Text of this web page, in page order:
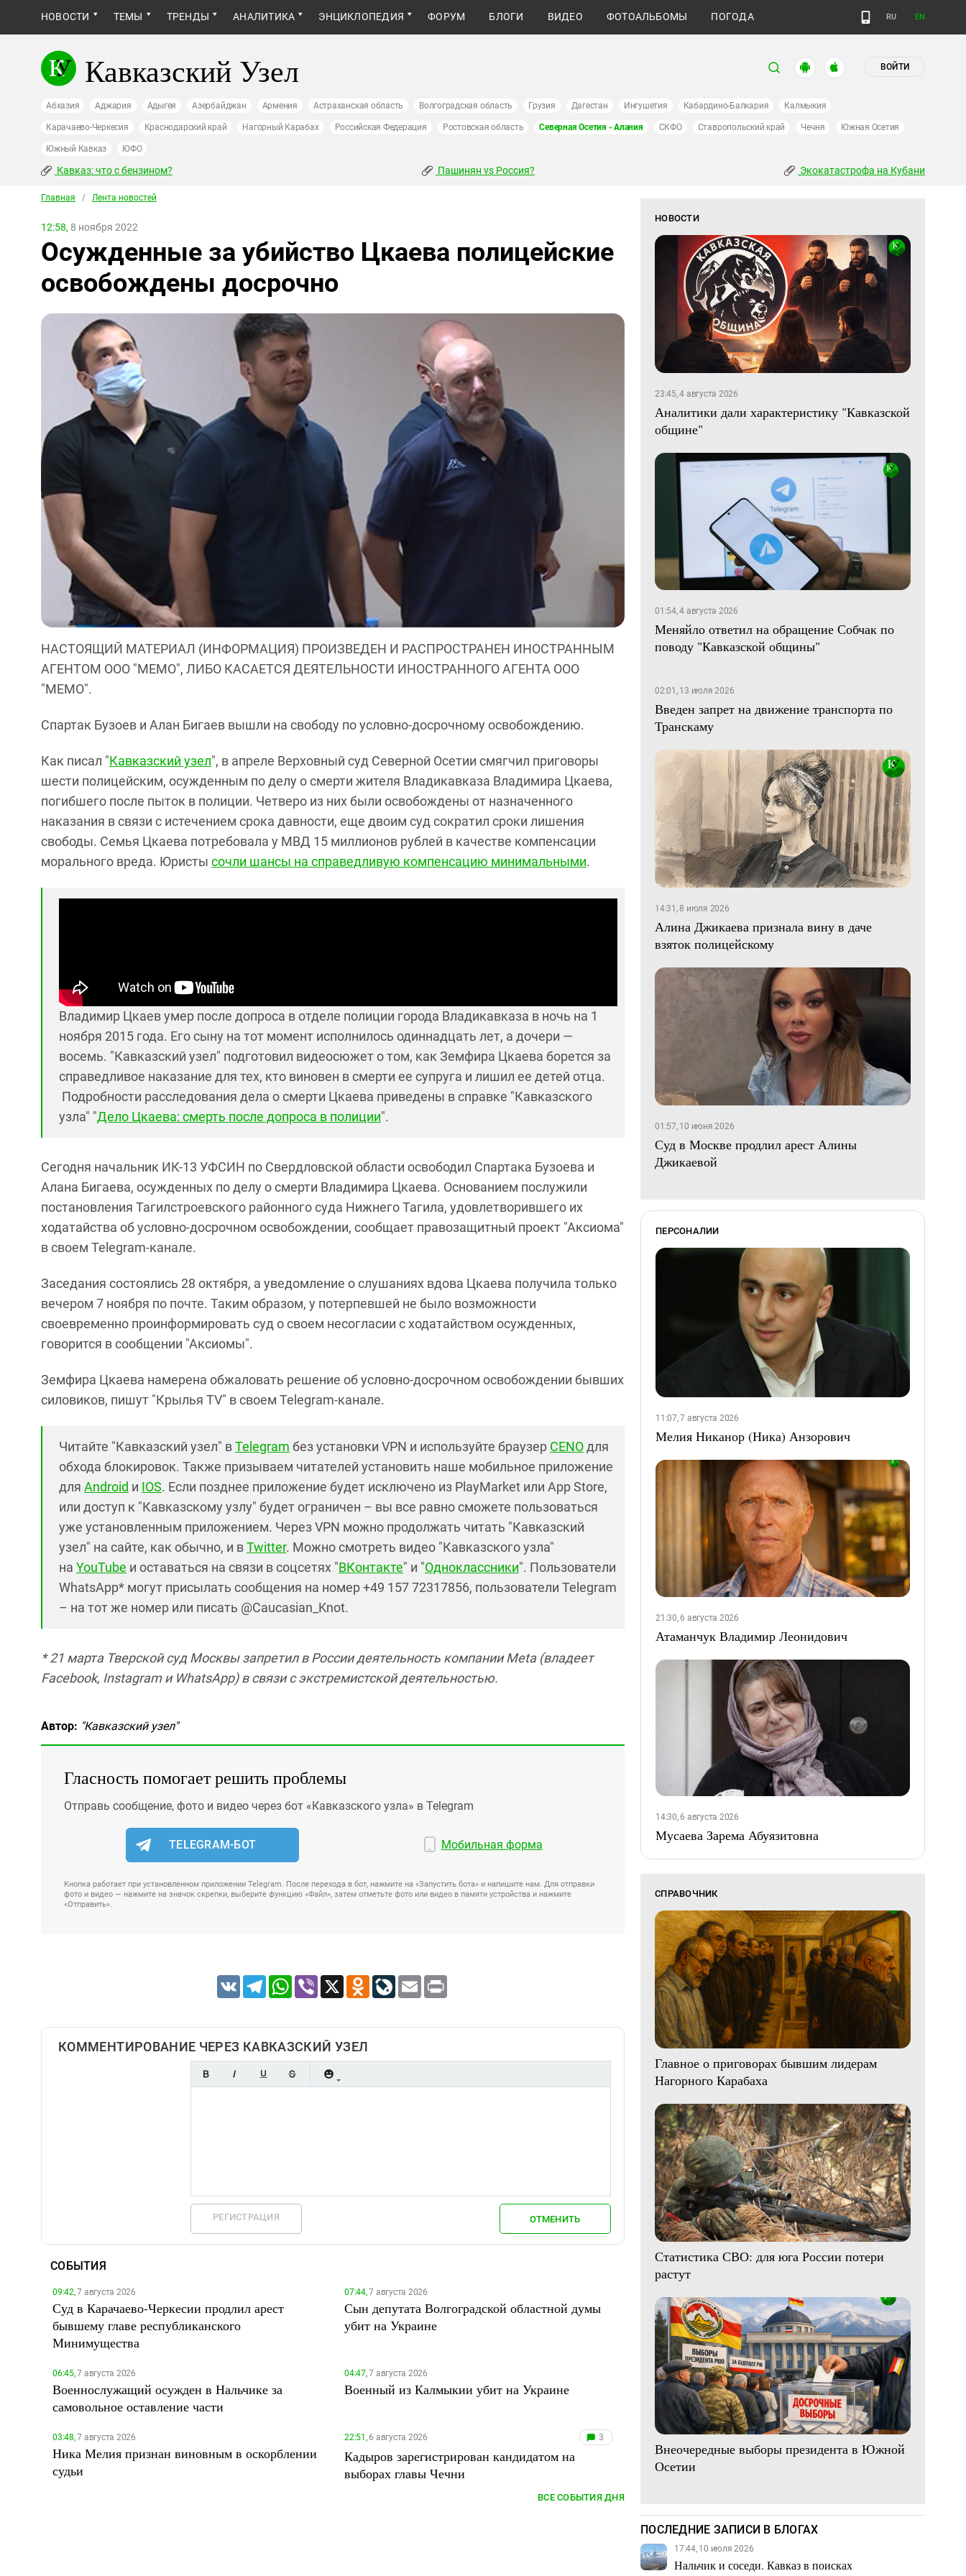
НОВОСТИ ТЕМЫ ТРЕНДЫ АНАЛИТИКА ЭНЦИКЛОПЕДИЯ ФОРУМ БЛОГИ ВИДЕО ФОТОАЛЬБОМЫ ПОГОДА RU EN
Кавказский Узел ВОЙТИ
Абхазия Аджария Адыгея Азербайджан Армения Астраханская область Волгоградская область Грузия Дагестан Ингушетия Кабардино-Балкария Калмыкия
Карачаево-Черкесия Краснодарский край Нагорный Карабах Российская Федерация Ростовская область Северная Осетия - Алания СКФО Ставропольский край Чечня Южная Осетия
Южный Кавказ ЮФО
Кавказ: что с бензином? Пашинян vs Россия? Экокатастрофа на Кубани
Главная / Лента новостей
12:58, 8 ноября 2022
Осужденные за убийство Цкаева полицейские
освобождены досрочно
НАСТОЯЩИЙ МАТЕРИАЛ (ИНФОРМАЦИЯ) ПРОИЗВЕДЕН И РАСПРОСТРАНЕН ИНОСТРАННЫМ
АГЕНТОМ ООО "МЕМО", ЛИБО КАСАЕТСЯ ДЕЯТЕЛЬНОСТИ ИНОСТРАННОГО АГЕНТА ООО
"МЕМО".
Спартак Бузоев и Алан Бигаев вышли на свободу по условно-досрочному освобождению.
Как писал "Кавказский узел", в апреле Верховный суд Северной Осетии смягчил приговоры
шести полицейским, осужденным по делу о смерти жителя Владикавказа Владимира Цкаева,
погибшего после пыток в полиции. Четверо из них были освобождены от назначенного
наказания в связи с истечением срока давности, еще двоим суд сократил сроки лишения
свободы. Семья Цкаева потребовала у МВД 15 миллионов рублей в качестве компенсации
морального вреда. Юристы сочли шансы на справедливую компенсацию минимальными.
Владимир Цкаев умер после допроса в отделе полиции города Владикавказа в ночь на 1
ноября 2015 года. Его сыну на тот момент исполнилось одиннадцать лет, а дочери —
восемь. "Кавказский узел" подготовил видеосюжет о том, как Земфира Цкаева борется за
справедливое наказание для тех, кто виновен в смерти ее супруга и лишил ее детей отца.
Подробности расследования дела о смерти Цкаева приведены в справке "Кавказского
узла" "Дело Цкаева: смерть после допроса в полиции".
Сегодня начальник ИК-13 УФСИН по Свердловской области освободил Спартака Бузоева и
Алана Бигаева, осужденных по делу о смерти Владимира Цкаева. Основанием послужили
постановления Тагилстроевского районного суда Нижнего Тагила, удовлетворившего их
ходатайства об условно-досрочном освобождении, сообщает правозащитный проект "Аксиома"
в своем Telegram-канале.
Заседания состоялись 28 октября, а уведомление о слушаниях вдова Цкаева получила только
вечером 7 ноября по почте. Таким образом, у потерпевшей не было возможности
своевременно проинформировать суд о своем несогласии с ходатайством осужденных,
говорится в сообщении "Аксиомы".
Земфира Цкаева намерена обжаловать решение об условно-досрочном освобождении бывших
силовиков, пишут "Крылья TV" в своем Telegram-канале.
Читайте "Кавказский узел" вTelegram без установки VPN и используйте браузер CENOдля
обхода блокировок. Также призываем читателей установить наше мобильное приложение
для Android и IOS. Если позднее приложение будет исключено из PlayMarket или App Store,
или доступ к "Кавказскому узлу" будет ограничен – вы все равно сможете пользоваться
уже установленным приложением. Через VPN можно продолжать читать "Кавказский
узел" на сайте, как обычно, и вTwitter. Можно смотреть видео "Кавказского узла"
на YouTube и оставаться на связи в соцсетях "ВКонтакте" и "Одноклассники". Пользователи
WhatsApp* могут присылать сообщения на номер +49 157 72317856, пользователи Telegram
– на тот же номер или писать @Caucasian_Knot.
*21 марта Тверской суд Москвы запретил в России деятельность компании Meta (владеет
Facebook, Instagram и WhatsApp) в связи с экстремистской деятельностью.
Автор: "Кавказский узел"
Гласность помогает решить проблемы
Отправь сообщение, фото и видео через бот «Кавказского узла» в Telegram
TELEGRAM-БОТ Мобильная форма
Кнопка работает при установленном приложении Telegram. После перехода в бот, нажмите на «Запустить бота» и напишите нам. Для отправки
фото и видео — нажмите на значок скрепки, выберите функцию «Файл», затем отметьте фото или видео в памяти устройства и нажмите
«Отправить».
VK TelegramWhatsApp
Viber X Odnoklassniki
LiveJournal
Email
КОММЕНТИРОВАНИЕ ЧЕРЕЗ КАВКАЗСКИЙ УЗЕЛ
РЕГИСТРАЦИЯ ОТМЕНИТЬ
СОБЫТИЯ
09:42,7 августа 2026
Суд в Карачаево-Черкесии продлил арест
бывшему главе республиканского
Минимущества
07:44,7 августа 2026
Сын депутата Волгоградской областной думы
убит на Украине
06:45,7 августа 2026
Военнослужащий осужден в Нальчике за
самовольное оставление части
04:47,7 августа 2026
Военный из Калмыкии убит на Украине
03:48,7 августа 2026
Ника Мелия признан виновным в оскорблении
судьи
22:51,6 августа 2026 3
Кадыров зарегистрирован кандидатом на
выборах главы Чечни
ВСЕ СОБЫТИЯ ДНЯ
НОВОСТИ
23:45, 4 августа 2026
Аналитики дали характеристику "Кавказской
общине"
01:54, 4 августа 2026
Меняйло ответил на обращение Собчак по
поводу "Кавказской общины"
02:01, 13 июля 2026
Введен запрет на движение транспорта по
Транскаму
14:31, 8 июля 2026
Алина Джикаева признала вину в даче
взяток полицейскому
01:57, 10 июня 2026
Суд в Москве продлил арест Алины
Джикаевой
ПЕРСОНАЛИИ
11:07, 7 августа 2026
Мелия Никанор (Ника) Анзорович
21:30, 6 августа 2026
Атаманчук Владимир Леонидович
14:30, 6 августа 2026
Мусаева Зарема Абуязитовна
СПРАВОЧНИК
Главное о приговорах бывшим лидерам
Нагорного Карабаха
Статистика СВО: для юга России потери
растут
Внеочередные выборы президента в Южной
Осетии
ПОСЛЕДНИЕ ЗАПИСИ В БЛОГАХ
17:44, 10 июля 2026
Нальчик и соседи. Кавказ в поисках